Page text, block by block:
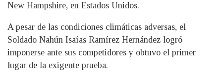
New Hampshire, en Estados Unidos.
A pesar de las condiciones climáticas adversas, el
Soldado Nahún Isaías Ramírez Hernández logró
imponerse ante sus competidores y obtuvo el primer
lugar de la exigente prueba.